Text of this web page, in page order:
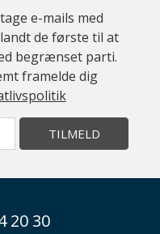
e-mails med
de første til at
begrænset parti.
framelde dig
TILMELD
20 30